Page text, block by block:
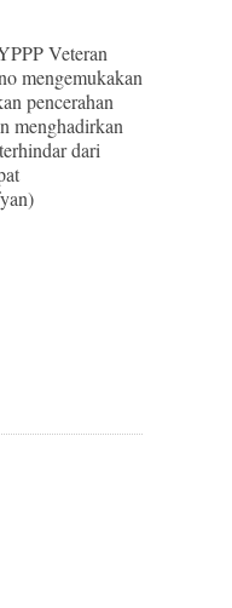
Veteran
mengemukakan
pencerahan
menghadirkan
dari